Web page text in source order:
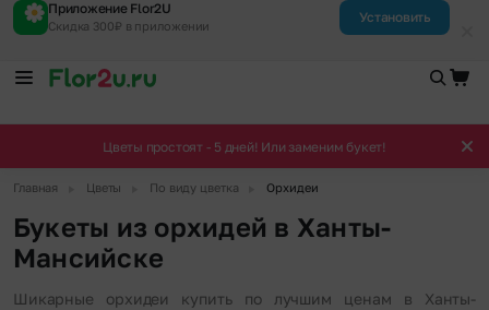
Приложение Flor2U
Скидка 300₽ в приложении
Установить
Цветы простоят - 5 дней! Или заменим букет!
Главная Цветы По виду цветка Орхидеи
Букеты из орхидей в Ханты-
Мансийске
Шикарные орхидеи купить по лучшим ценам в Ханты-